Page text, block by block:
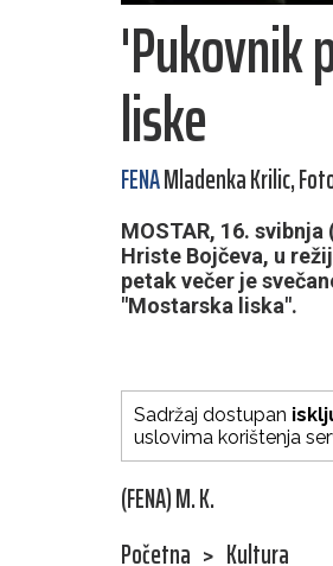
'Pukovnik
liske
FENAMladenka Krilic,
MOSTAR, 16.
Hriste Bojčeva, u
petak večer je
"Mostarska liska".
Sadržaj dostupan
uslovima korištenja
(FENA) M. K.
Početna > Kultura